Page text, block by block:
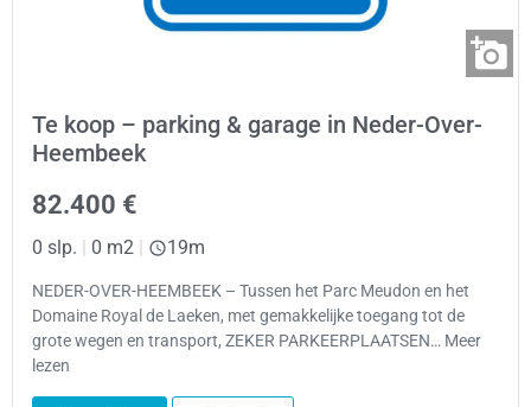
Te koop – parking & garage in Neder-Over-
Heembeek
82.400 €
0 slp. | 0 m2 | 19m
NEDER-OVER-HEEMBEEK – Tussen het Parc Meudon en het
Domaine Royal de Laeken, met gemakkelijke toegang tot de
grote wegen en transport, ZEKER PARKEERPLAATSEN… Meer
lezen